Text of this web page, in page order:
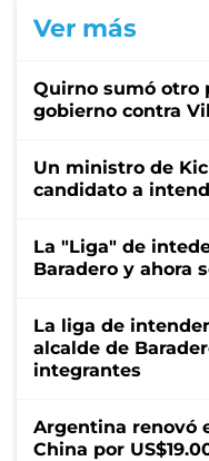
Ver más
Quirno sumó otro
gobierno contra
Un ministro de
candidato a
La "Liga" de
Baradero y ahora
La liga de
alcalde de
integrantes
Argentina renovó
China por